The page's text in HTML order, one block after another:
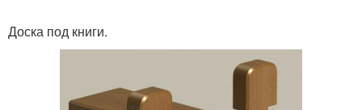
Доска под книги.